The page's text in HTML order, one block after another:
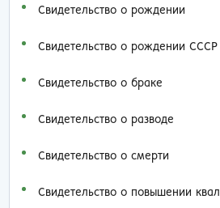
Свидетельство о рождении
Свидетельство о рождении СССР
Свидетельство о браке
Свидетельство о разводе
Свидетельство о смерти
Свидетельство о повышении